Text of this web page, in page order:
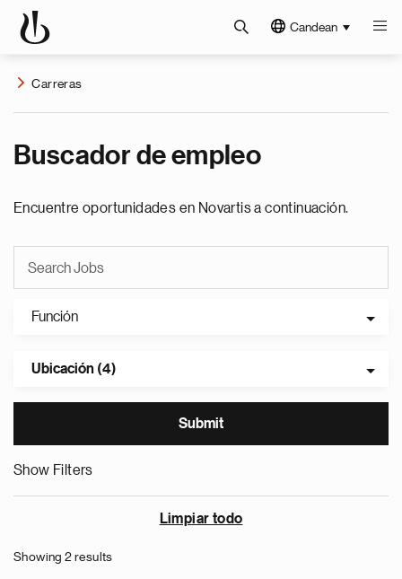
Candean
Carreras
Buscador de empleo
Encuentre oportunidades en Novartis a continuación.
Función
Ubicación (4)
Show Filters
Limpiar todo
Showing 2 results